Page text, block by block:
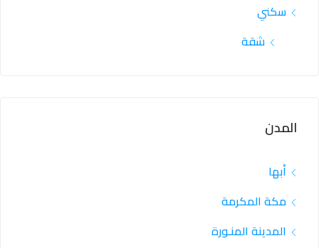
سكني
شقة
المدن
أبها
مكة المكرمة
المدينة المنـورة